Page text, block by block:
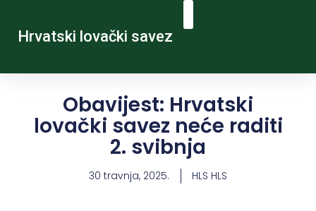
Hrvatski lovački savez
Obavijest: Hrvatski
lovački savez neće raditi
2. svibnja
30 travnja, 2025. HLS HLS